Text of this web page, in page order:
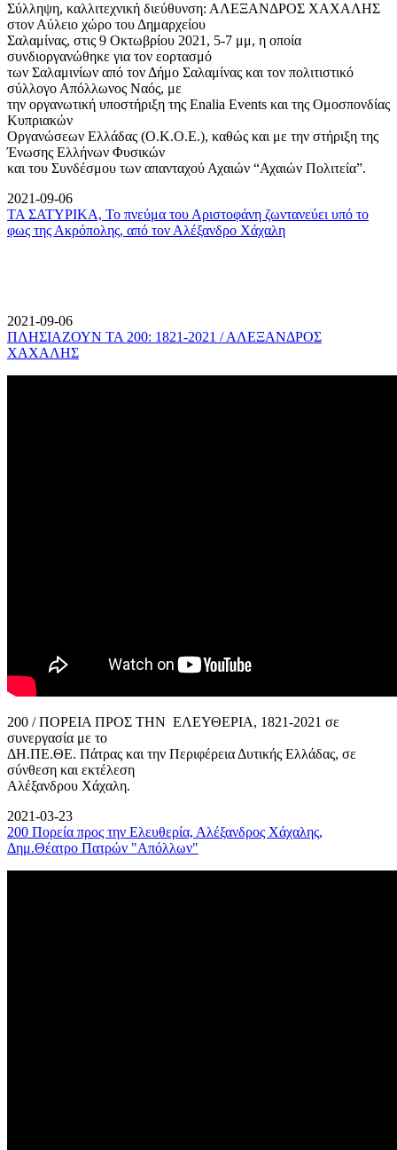
Σύλληψη, καλλιτεχνική διεύθυνση: ΑΛΕΞΑΝΔΡΟΣ ΧΑΧΑΛΗΣ
στον Αύλειο χώρο του Δημαρχείου
Σαλαμίνας, στις 9 Οκτωβρίου 2021, 5-7 μμ, η οποία
συνδιοργανώθηκε για τον εορτασμό
των Σαλαμινίων από τον Δήμο Σαλαμίνας και τον πολιτιστικό
σύλλογο Απόλλωνος Ναός, με
την οργανωτική υποστήριξη της Enalia Events και της Ομοσπονδίας
Κυπριακών
Οργανώσεων Ελλάδας (Ο.Κ.Ο.Ε.), καθώς και με την στήριξη της
Ένωσης Ελλήνων Φυσικών
και του Συνδέσμου των απανταχού Αχαιών “Αχαιών Πολιτεία”.
2021-09-06
ΤΑ ΣΑΤΥΡΙΚΑ, Το πνεύμα του Αριστοφάνη ζωντανεύει υπό το
φως της Ακρόπολης, από τον Αλέξανδρο Χάχαλη
2021-09-06
ΠΛΗΣΙΑΖΟΥΝ ΤΑ 200: 1821-2021 / ΑΛΕΞΑΝΔΡΟΣ
ΧΑΧΑΛΗΣ
200 / ΠΟΡΕΙΑ ΠΡΟΣ ΤΗΝ ΕΛΕΥΘΕΡΙΑ, 1821-2021 σε
συνεργασία με το
ΔΗ.ΠΕ.ΘΕ. Πάτρας και την Περιφέρεια Δυτικής Ελλάδας, σε
σύνθεση και εκτέλεση
Αλέξανδρου Χάχαλη.
2021-03-23
200 Πορεία προς την Ελευθερία, Αλέξανδρος Χάχαλης,
Δημ.Θέατρο Πατρών "Απόλλων"